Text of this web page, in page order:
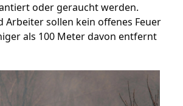
oder geraucht werden.
Arbeiter sollen kein offenes Feuer
als 100 Meter davon entfernt